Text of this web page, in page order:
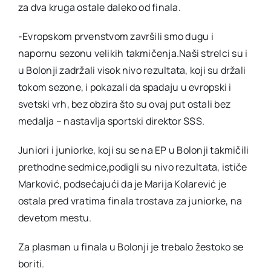
za dva kruga ostale daleko od finala.
-Evropskom prvenstvom završili smo dugu i
napornu sezonu velikih takmičenja.Naši strelci su i
u Bolonji zadržali visok nivo rezultata, koji su držali
tokom sezone, i pokazali da spadaju u evropski i
svetski vrh, bez obzira što su ovaj put ostali bez
medalja – nastavlja sportski direktor SSS.
Juniori i juniorke, koji su se na EP u Bolonji takmičili
prethodne sedmice,podigli su nivo rezultata, ističe
Marković, podsećajući da je Marija Kolarević je
ostala pred vratima finala trostava za juniorke, na
devetom mestu.
Za plasman u finala u Bolonji je trebalo žestoko se
boriti.